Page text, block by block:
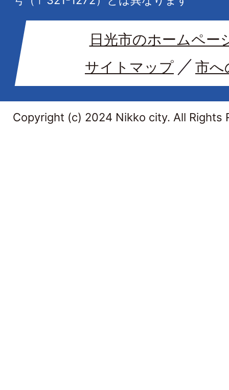
日光市のホームペー
サイトマップ
市へ
Copyright (c) 2024 Nikko city. All Rights